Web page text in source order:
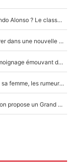
Max Verstappen, Lewis Hamilton… et bientôt Fernando Alonso ? Le classement des pilotes les mieux payés en Formule 1 risque de changer !
F1 - Alpine signe un accord «impensable» et va entrer dans une nouvelle dimension : Grande nouvelle pour Pierre Gasly !
F1 : « Je lui ai fait un câlin, puis j’ai dû partir...», le témoignage émouvant de Max Verstappen sur sa fille
F1 : Charles Leclerc surpris par les paparazzis avec sa femme, les rumeurs étaient vraies !
Comme pour le final du Tour de France, Esteban Ocon propose un Grand Prix de Formule 1 à Paris : «Autour de l’Arc de Triomphe, ce serait génial» !